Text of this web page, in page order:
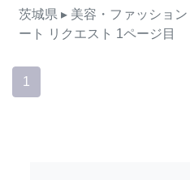
茨城県 ▸ 美容・ファッション
ート
リクエスト 1ページ目
1